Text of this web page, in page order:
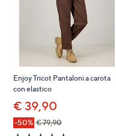
Enjoy Tricot Pantaloni a carota
con elastico
€ 39,90
-50% € 79,90